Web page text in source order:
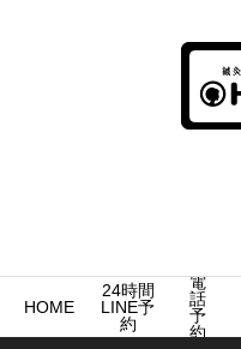
HOME
24時間
LINE予
約
電
話
予
約